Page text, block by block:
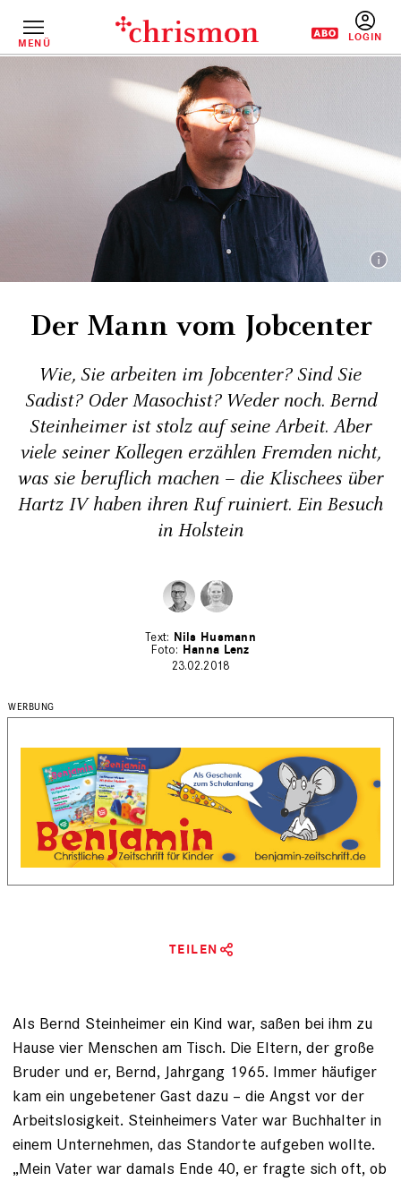
InhaltMENÜ
Der Mann vom Jobcenter
Wie, Sie arbeiten im Jobcenter? Sind Sie
Sadist? Oder Masochist? Weder noch. Bernd
Steinheimer ist stolz auf seine Arbeit. Aber
viele seiner Kollegen erzählen Fremden nicht,
was sie beruflich machen – die Klischees über
Hartz IV haben ihren Ruf ruiniert. Ein Besuch
in Holstein
Nils Husmann
Hanna Lenz
23.02.2018
TEILEN
Als Bernd Steinheimer ein Kind war, saßen bei ihm zu
Hause vier Menschen am Tisch. Die Eltern, der große
Bruder und er, Bernd, Jahrgang 1965. Immer häufiger
kam ein ungebetener Gast dazu – die Angst vor der
Arbeitslosigkeit. Steinheimers Vater war Buchhalter in
einem Unter­nehmen, das Standorte aufgeben wollte.
„Mein Vater war damals Ende 40, er fragte sich oft, ob